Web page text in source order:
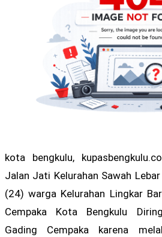
kota bengkulu,
Jalan Jati Kelurahan Sawah
(24) warga Kelurahan Lingkar
Cempaka Kota Bengkulu
Gading Cempaka karena